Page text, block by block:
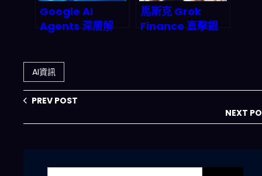
Google AI
Agents 深層解
變，2026年智能
代理市場誰能為
王？
馬斯克 Grok
Finance 直擊銀
AI資訊
PREV POST
NEXT